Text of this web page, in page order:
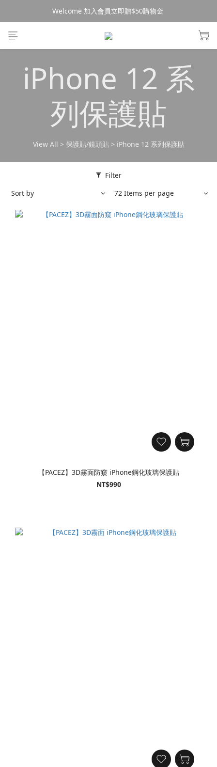
消費$490超商免運🚚
Welcome 加入會員立即贈$50購物金
消費$490超商免運🚚
iPhone 12 系
列保護貼
View All > 保護貼/鏡頭貼 > iPhone 12 系列保護貼
Filter
Sort by
72 Items per page
【PACEZ】3D霧面防窺 iPhone鋼化玻璃保護貼
NT$990